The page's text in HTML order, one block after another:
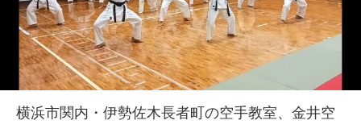
横浜市関内・伊勢佐木長者町の空手教室、金井空